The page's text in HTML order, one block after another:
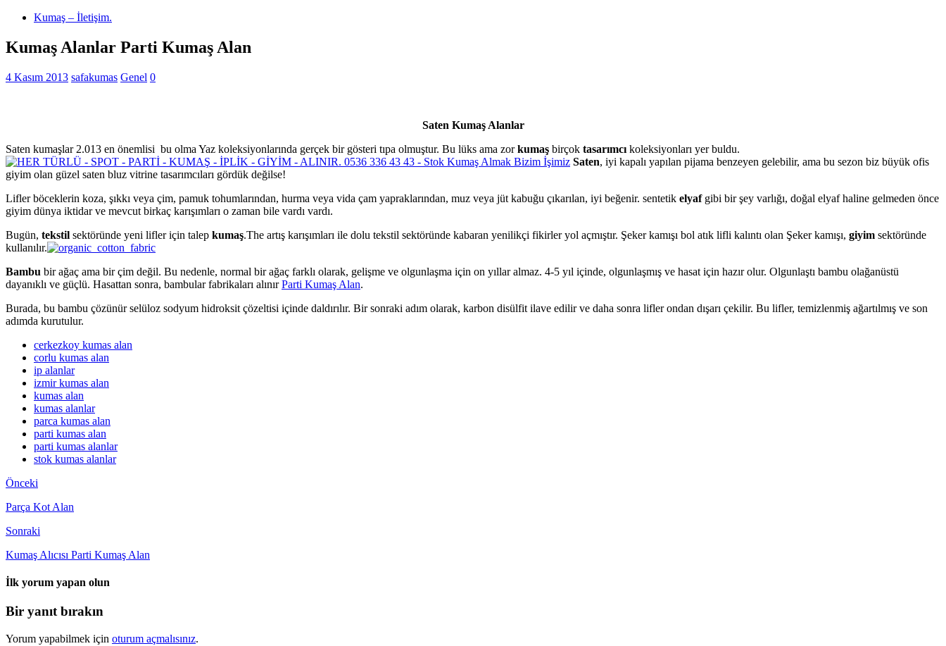
Kumaş – İletişim.
Kumaş Alanlar Parti Kumaş Alan
4 Kasım 2013 safakumas Genel 0
Saten Kumaş Alanlar
Saten kumaşlar 2.013 en önemlisi bu olma Yaz koleksiyonlarında gerçek bir gösteri tıpa olmuştur. Bu lüks ama zorkumaş birçok tasarımcı koleksiyonları yer buldu.
Saten, iyi kapalı yapılan pijama benzeyen gelebilir, ama bu sezon biz büyük ofis
giyim olan güzel saten bluz vitrine tasarımcıları gördük değilse!
Lifler böceklerin koza, şıkkı veya çim, pamuk tohumlarından, hurma veya vida çam yapraklarından, muz veya jüt kabuğu çıkarılan, iyi beğenir. sentetik elyafgibi bir şey varlığı, doğal elyaf haline gelmeden önce
giyim dünya iktidar ve mevcut birkaç karışımları o zaman bile vardı vardı.
Bugün, tekstil sektöründe yeni lifler için talep kumaş.The artış karışımları ile dolu tekstil sektöründe kabaran yenilikçi fikirler yol açmıştır. Şeker kamışı bol atık lifli kalıntı olan Şeker kamışı, giyim sektöründe
kullanılır.
Bambu bir ağaç ama bir çim değil. Bu nedenle, normal bir ağaç farklı olarak, gelişme ve olgunlaşma için on yıllar almaz. 4-5 yıl içinde, olgunlaşmış ve hasat için hazır olur. Olgunlaştı bambu olağanüstü
dayanıklı ve güçlü. Hasattan sonra, bambular fabrikaları alınırParti Kumaş Alan.
Burada, bu bambu çözünür selüloz sodyum hidroksit çözeltisi içinde daldırılır. Bir sonraki adım olarak, karbon disülfit ilave edilir ve daha sonra lifler ondan dışarı çekilir. Bu lifler, temizlenmiş ağartılmış ve son
adımda kurutulur.
cerkezkoy kumas alan
corlu kumas alan
ip alanlar
izmir kumas alan
kumas alan
kumas alanlar
parca kumas alan
parti kumas alan
parti kumas alanlar
stok kumas alanlar
Önceki
Parça Kot Alan
Sonraki
Kumaş Alıcısı Parti Kumaş Alan
İlk yorum yapan olun
Bir yanıt bırakın
Yorum yapabilmek için oturum açmalısınız.